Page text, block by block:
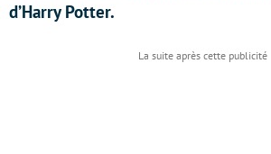
d’Harry Potter.